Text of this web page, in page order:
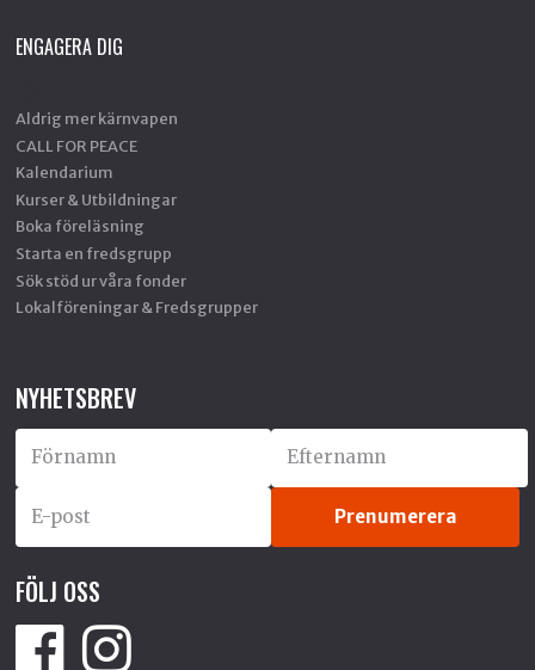
ENGAGERA DIG
Aldrig mer kärnvapen
CALL FOR PEACE
Kalendarium
Kurser & Utbildningar
Boka föreläsning
Starta en fredsgrupp
Sök stöd ur våra fonder
Lokalföreningar & Fredsgrupper
NYHETSBREV
FÖLJ OSS